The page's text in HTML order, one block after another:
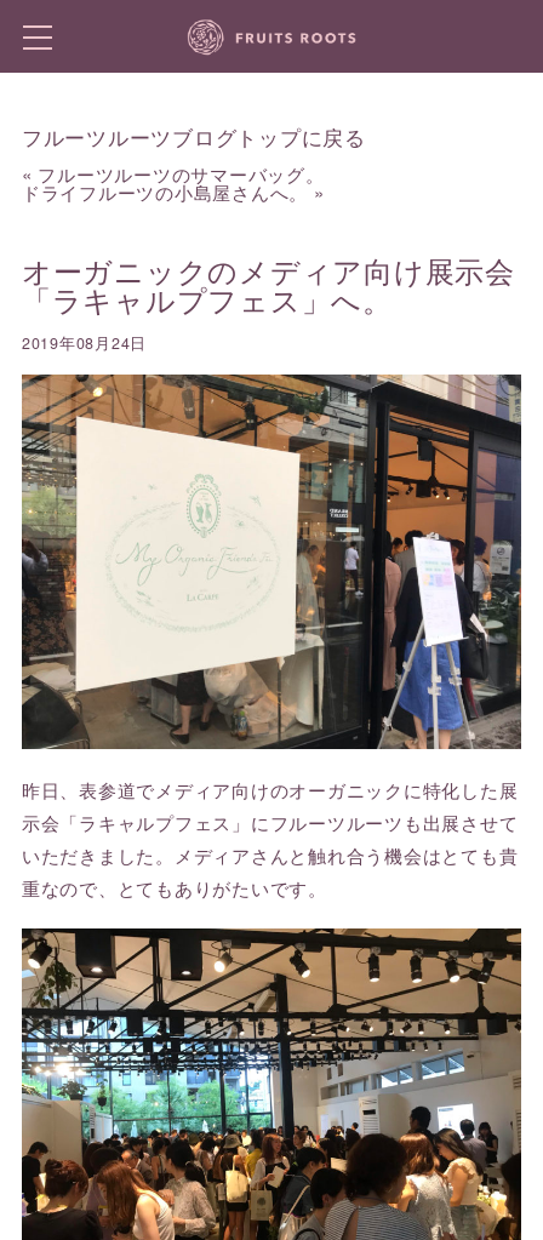
フルーツルーツブログトップに戻る
« フルーツルーツのサマーバッグ。
ドライフルーツの小島屋さんへ。»
オーガニックのメディア向け展示会
「ラキャルプフェス」へ。
2019年08月24日
昨日、表参道でメディア向けのオーガニックに特化した展
示会「ラキャルプフェス」にフルーツルーツも出展させて
いただきました。メディアさんと触れ合う機会はとても貴
重なので、とてもありがたいです。